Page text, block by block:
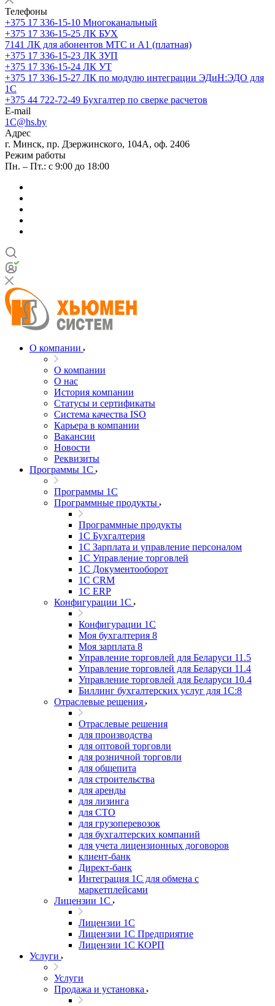
Телефоны
+375 17 336-15-10 Многоканальный
+375 17 336-15-25 ЛК БУХ
7141 ЛК для абонентов МТС и А1 (платная)
+375 17 336-15-23 ЛК ЗУП
+375 17 336-15-24 ЛК УТ
+375 17 336-15-27 ЛК по модулю интеграции ЭДиН:ЭДО для
1С
+375 44 722-72-49 Бухгалтер по сверке расчетов
E-mail
1C@hs.by
Адрес
г. Минск, пр. Дзержинского, 104А, оф. 2406
Режим работы
Пн. – Пт.: с 9:00 до 18:00
О компании
О компании
О нас
История компании
Статусы и сертификаты
Система качества ISO
Карьера в компании
Вакансии
Новости
Реквизиты
Программы 1С
Программы 1С
Программные продукты
Программные продукты
1С Бухгалтерия
1С Зарплата и управление персоналом
1С Управление торговлей
1С Документооборот
1С CRM
1С ERP
Конфигурации 1С
Конфигурации 1С
Моя бухгалтерия 8
Моя зарплата 8
Управление торговлей для Беларуси 11.5
Управление торговлей для Беларуси 11.4
Управление торговлей для Беларуси 10.4
Биллинг бухгалтерских услуг для 1С:8
Отраслевые решения
Отраслевые решения
для производства
для оптовой торговли
для розничной торговли
для общепита
для строительства
для аренды
для лизинга
для СТО
для грузоперевозок
для бухгалтерских компаний
для учета лицензионных договоров
клиент-банк
Директ-банк
Интеграция 1C для обмена с
маркетплейсами
Лицензии 1С
Лицензии 1С
Лицензии 1С Предприятие
Лицензии 1С КОРП
Услуги
Услуги
Продажа и установка